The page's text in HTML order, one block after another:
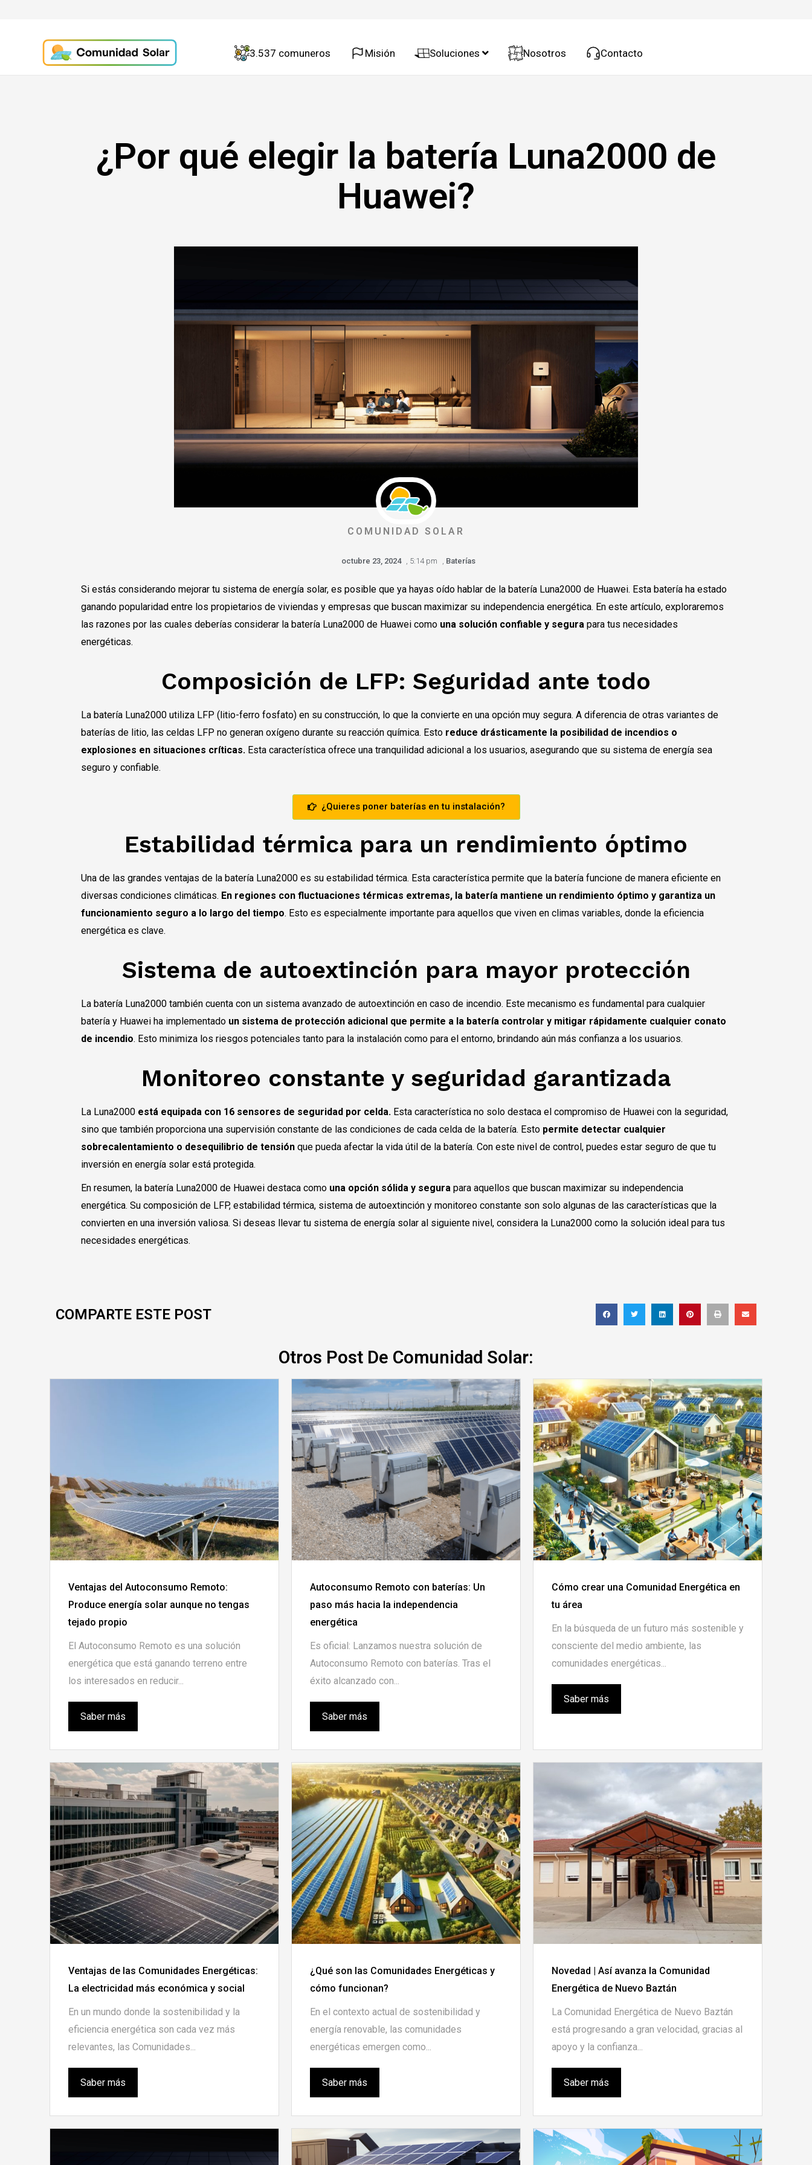
3.537 comuneros Misión Soluciones Nosotros Contacto
¿Por qué elegir la batería Luna2000 de
Huawei?
COMUNIDAD SOLAR
octubre 23, 2024 , 5:14 pm , Baterías
Si estás considerando mejorar tu sistema de energía solar, es posible que ya hayas oído hablar de la batería Luna2000 de Huawei. Esta batería ha estado
ganando popularidad entre los propietarios de viviendas y empresas que buscan maximizar su independencia energética. En este artículo, exploraremos
las razones por las cuales deberías considerar la batería Luna2000 de Huawei como una solución confiable y segura para tus necesidades
energéticas.
Composición de LFP: Seguridad ante todo
La batería Luna2000 utiliza LFP (litio-ferro fosfato) en su construcción, lo que la convierte en una opción muy segura. A diferencia de otras variantes de
baterías de litio, las celdas LFP no generan oxígeno durante su reacción química. Esto reduce drásticamente la posibilidad de incendios o
explosiones en situaciones críticas. Esta característica ofrece una tranquilidad adicional a los usuarios, asegurando que su sistema de energía sea
seguro y confiable.
¿Quieres poner baterías en tu instalación?
Estabilidad térmica para un rendimiento óptimo
Una de las grandes ventajas de la batería Luna2000 es su estabilidad térmica. Esta característica permite que la batería funcione de manera eficiente en
diversas condiciones climáticas. En regiones con fluctuaciones térmicas extremas, la batería mantiene un rendimiento óptimo y garantiza un
funcionamiento seguro a lo largo del tiempo. Esto es especialmente importante para aquellos que viven en climas variables, donde la eficiencia
energética es clave.
Sistema de autoextinción para mayor protección
La batería Luna2000 también cuenta con un sistema avanzado de autoextinción en caso de incendio. Este mecanismo es fundamental para cualquier
batería y Huawei ha implementado un sistema de protección adicional que permite a la batería controlar y mitigar rápidamente cualquier conato
de incendio. Esto minimiza los riesgos potenciales tanto para la instalación como para el entorno, brindando aún más confianza a los usuarios.
Monitoreo constante y seguridad garantizada
La Luna2000 está equipada con 16 sensores de seguridad por celda. Esta característica no solo destaca el compromiso de Huawei con la seguridad,
sino que también proporciona una supervisión constante de las condiciones de cada celda de la batería. Esto permite detectar cualquier
sobrecalentamiento o desequilibrio de tensión que pueda afectar la vida útil de la batería. Con este nivel de control, puedes estar seguro de que tu
inversión en energía solar está protegida.
En resumen, la batería Luna2000 de Huawei destaca como una opción sólida y segura para aquellos que buscan maximizar su independencia
energética. Su composición de LFP, estabilidad térmica, sistema de autoextinción y monitoreo constante son solo algunas de las características que la
convierten en una inversión valiosa. Si deseas llevar tu sistema de energía solar al siguiente nivel, considera la Luna2000 como la solución ideal para tus
necesidades energéticas.
COMPARTE ESTE POST
Otros Post De Comunidad Solar:
Ventajas del Autoconsumo Remoto:
Produce energía solar aunque no tengas
tejado propio
El Autoconsumo Remoto es una solución
energética que está ganando terreno entre
los interesados en reducir...
Saber más
Autoconsumo Remoto con baterías: Un
paso más hacia la independencia
energética
Es oficial: Lanzamos nuestra solución de
Autoconsumo Remoto con baterías. Tras el
éxito alcanzado con...
Saber más
Cómo crear una Comunidad Energética en
tu área
En la búsqueda de un futuro más sostenible y
consciente del medio ambiente, las
comunidades energéticas...
Saber más
Ventajas de las Comunidades Energéticas:
La electricidad más económica y social
En un mundo donde la sostenibilidad y la
eficiencia energética son cada vez más
relevantes, las Comunidades...
Saber más
¿Qué son las Comunidades Energéticas y
cómo funcionan?
En el contexto actual de sostenibilidad y
energía renovable, las comunidades
energéticas emergen como...
Saber más
Novedad | Así avanza la Comunidad
Energética de Nuevo Baztán
La Comunidad Energética de Nuevo Baztán
está progresando a gran velocidad, gracias al
apoyo y la confianza...
Saber más